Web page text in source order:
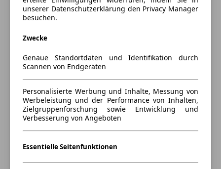
unserer Datenschutzerklärung den Privacy Manager
besuchen.
Zwecke
Genaue Standortdaten und Identifikation durch
Scannen von Endgeräten
Personalisierte Werbung und Inhalte, Messung von
Werbeleistung und der Performance von Inhalten,
Zielgruppenforschung sowie Entwicklung und
Verbesserung von Angeboten
Essentielle Seitenfunktionen